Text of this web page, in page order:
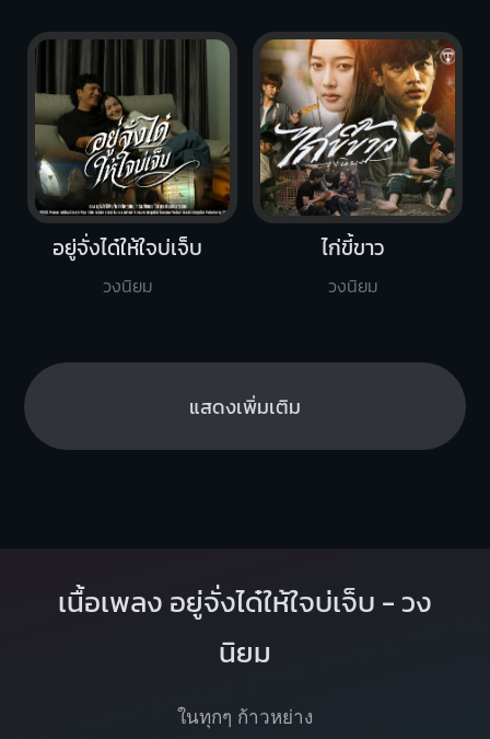
อยู่จั่งได๋ให้ใจบ่เจ็บ
วงนิยม
ไก่ขี้ขาว
วงนิยม
แสดงเพิ่มเติม
เนื้อเพลง อยู่จั่งได๋ให้ใจบ่เจ็บ - วง
นิยม
ในทุกๆ ก้าวหย่าง